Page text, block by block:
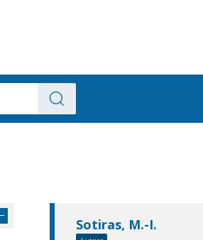
Sotiras, M.-I.